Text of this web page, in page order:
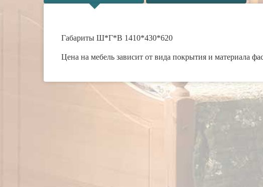
Габариты Ш*Г*В 1410*430*620
Цена на мебель зависит от вида покрытия и материала